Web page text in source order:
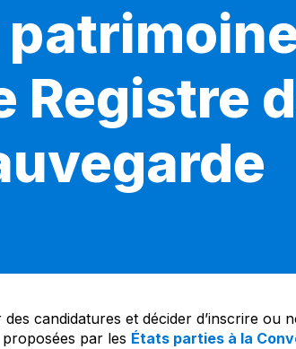
Registre
candidatures et décider d’inscrire ou
par les États parties à la